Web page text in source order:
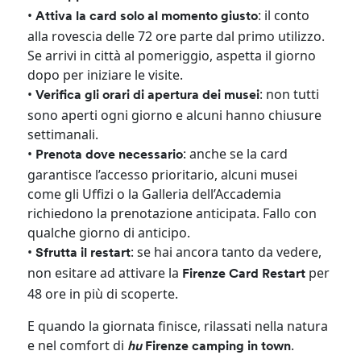
•Attiva la card solo al momento giusto: il conto
alla rovescia delle 72 ore parte dal primo utilizzo.
Se arrivi in città al pomeriggio, aspetta il giorno
dopo per iniziare le visite.
•Verifica gli orari di apertura dei musei: non tutti
sono aperti ogni giorno e alcuni hanno chiusure
settimanali.
• Prenota dove necessario: anche se la card
garantisce l’accesso prioritario, alcuni musei
come gli Uffizi o la Galleria dell’Accademia
richiedono la prenotazione anticipata. Fallo con
qualche giorno di anticipo.
•Sfrutta il restart: se hai ancora tanto da vedere,
non esitare ad attivare la Firenze Card Restart per
48 ore in più di scoperte.
E quando la giornata finisce, rilassati nella natura
e nel comfort di huFirenze camping in town.